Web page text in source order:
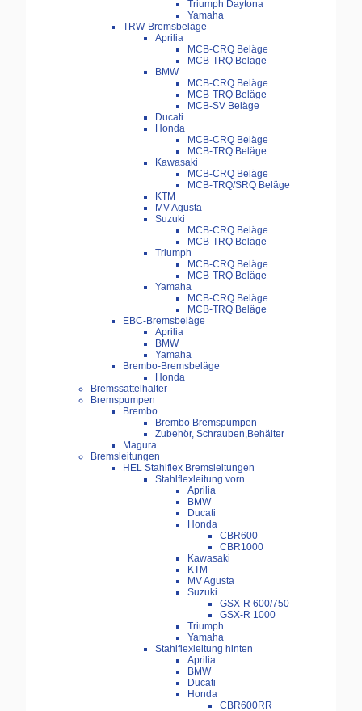
Triumph Daytona
Yamaha
TRW-Bremsbeläge
Aprilia
MCB-CRQ Beläge
MCB-TRQ Beläge
BMW
MCB-CRQ Beläge
MCB-TRQ Beläge
MCB-SV Beläge
Ducati
Honda
MCB-CRQ Beläge
MCB-TRQ Beläge
Kawasaki
MCB-CRQ Beläge
MCB-TRQ/SRQ Beläge
KTM
MV Agusta
Suzuki
MCB-CRQ Beläge
MCB-TRQ Beläge
Triumph
MCB-CRQ Beläge
MCB-TRQ Beläge
Yamaha
MCB-CRQ Beläge
MCB-TRQ Beläge
EBC-Bremsbeläge
Aprilia
BMW
Yamaha
Brembo-Bremsbeläge
Honda
Bremssattelhalter
Bremspumpen
Brembo
Brembo Bremspumpen
Zubehör, Schrauben,Behälter
Magura
Bremsleitungen
HEL Stahlflex Bremsleitungen
Stahlflexleitung vorn
Aprilia
BMW
Ducati
Honda
CBR600
CBR1000
Kawasaki
KTM
MV Agusta
Suzuki
GSX-R 600/750
GSX-R 1000
Triumph
Yamaha
Stahlflexleitung hinten
Aprilia
BMW
Ducati
Honda
CBR600RR